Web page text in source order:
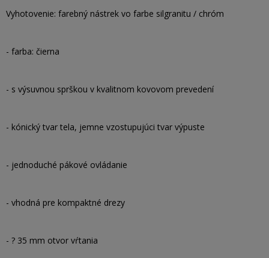
Vyhotovenie: farebný nástrek vo farbe silgranitu / chróm
- farba: čierna
- s výsuvnou sprškou v kvalitnom kovovom prevedení
- kónický tvar tela, jemne vzostupujúci tvar výpuste
- jednoduché pákové ovládanie
- vhodná pre kompaktné drezy
- ? 35 mm otvor vŕtania